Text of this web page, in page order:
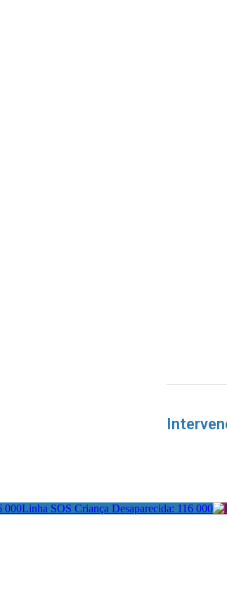
Linha SOS Criança Desaparecida: 116 000